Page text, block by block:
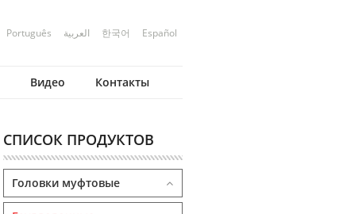
Português العربية 한국어 Español
Видео Контакты
СПИСОК ПРОДУКТОВ
Головки муфтовые